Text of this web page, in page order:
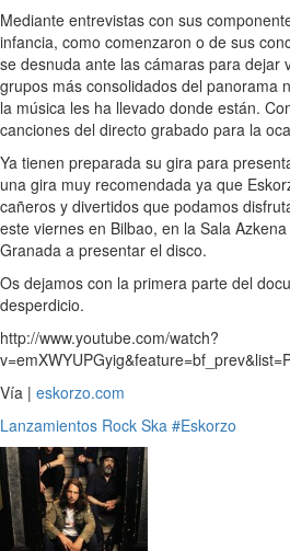
Mediante entrevistas con sus
infancia, como comenzaron o de sus
se desnuda ante las cámaras para dejar
grupos más consolidados del panorama
la música les ha llevado donde están.
canciones del directo grabado para la
Ya tienen preparada su gira para
una gira muy recomendada ya que
cañeros y divertidos que podamos
este viernes en Bilbao, en la Sala
Granada a presentar el disco.
Os dejamos con la primera parte del
desperdicio.
http://www.youtube.com/watch?
Vía | eskorzo.com
Lanzamientos Rock Ska #Eskorzo